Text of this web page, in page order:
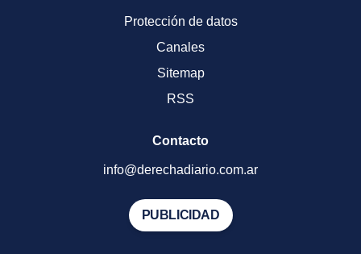
Protección de datos
Canales
Sitemap
RSS
Contacto
info@derechadiario.com.ar
PUBLICIDAD